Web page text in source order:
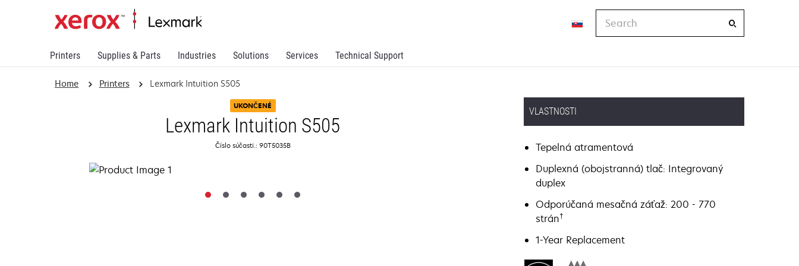
Printers Supplies & Parts Industries Solutions Services Technical Support
Home Printers Lexmark Intuition S505
UKONČENÉ
Lexmark Intuition S505
Číslo súčasti.: 90T5035B
VLASTNOSTI
Tepelná atramentová
Duplexná (obojstranná) tlač: Integrovaný
duplex
Odporúčaná mesačná záťaž: 200 - 770
strán†
1-Year Replacement